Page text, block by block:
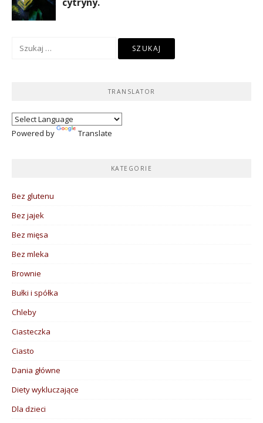
Szukaj:
TRANSLATOR
Powered by Translate
KATEGORIE
Bez glutenu
Bez jajek
Bez mięsa
Bez mleka
Brownie
Bułki i spółka
Chleby
Ciasteczka
Ciasto
Dania główne
Diety wykluczające
Dla dzieci